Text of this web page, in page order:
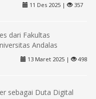
11 Des 2025 | 357
dari Fakultas
Andalas
13 Maret 2025 | 498
sebagai Duta Digital